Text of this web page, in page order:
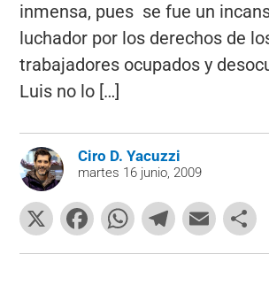
inmensa, pues se fue un
luchador por los derechos de
trabajadores ocupados y
Luis no lo […]
Ciro D. Yacuzzi
martes 16 junio, 2009
X
F
a
W
h
T
el
E
m